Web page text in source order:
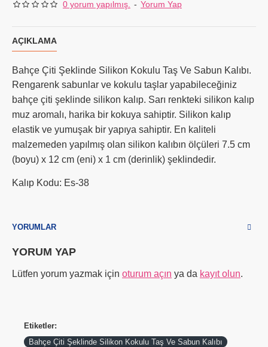
0 yorum yapılmış. - Yorum Yap
AÇIKLAMA
Bahçe Çiti Şeklinde Silikon Kokulu Taş Ve Sabun Kalıbı.
Rengarenk sabunlar ve kokulu taşlar yapabileceğiniz
bahçe çiti şeklinde silikon kalıp. Sarı renkteki silikon kalıp
muz aromalı, harika bir kokuya sahiptir. Silikon kalıp
elastik ve yumuşak bir yapıya sahiptir. En kaliteli
malzemeden yapılmış olan silikon kalıbın ölçüleri 7.5 cm
(boyu) x 12 cm (eni) x 1 cm (derinlik) şeklindedir.
Kalıp Kodu: Es-38
YORUMLAR
YORUM YAP
Lütfen yorum yazmak için oturum açın ya da kayıt olun.
Etiketler:
Bahçe Çiti Şeklinde Silikon Kokulu Taş Ve Sabun Kalıbı